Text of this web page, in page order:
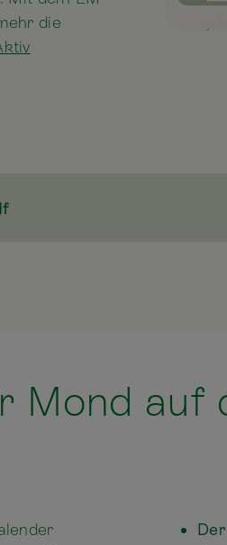
die
Mond auf